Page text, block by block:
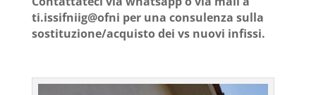
ti.issifniig@ofni per una consulenza sulla
sostituzione/acquisto dei vs nuovi infissi.